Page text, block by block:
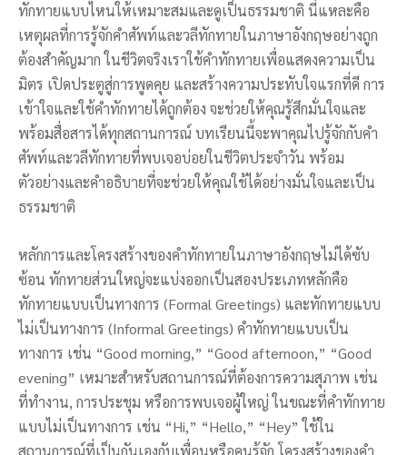
ทักทายแบบไหนให้เหมาะสมและดูเป็นธรรมชาติ นี่แหละคือ
เหตุผลที่การรู้จักคำศัพท์และวลีทักทายในภาษาอังกฤษอย่างถูก
ต้องสำคัญมาก ในชีวิตจริงเราใช้คำทักทายเพื่อแสดงความเป็น
มิตร เปิดประตูสู่การพูดคุย และสร้างความประทับใจแรกที่ดี การ
เข้าใจและใช้คำทักทายได้ถูกต้อง จะช่วยให้คุณรู้สึกมั่นใจและ
พร้อมสื่อสารได้ทุกสถานการณ์ บทเรียนนี้จะพาคุณไปรู้จักกับคำ
ศัพท์และวลีทักทายที่พบเจอบ่อยในชีวิตประจำวัน พร้อม
ตัวอย่างและคำอธิบายที่จะช่วยให้คุณใช้ได้อย่างมั่นใจและเป็น
ธรรมชาติ
หลักการและโครงสร้างของคำทักทายในภาษาอังกฤษไม่ได้ซับ
ซ้อน ทักทายส่วนใหญ่จะแบ่งออกเป็นสองประเภทหลักคือ
ทักทายแบบเป็นทางการ (Formal Greetings) และทักทายแบบ
ไม่เป็นทางการ (Informal Greetings) คำทักทายแบบเป็น
ทางการ เช่น “Good morning,” “Good afternoon,” “Good
evening” เหมาะสำหรับสถานการณ์ที่ต้องการความสุภาพ เช่น
ที่ทำงาน, การประชุม หรือการพบเจอผู้ใหญ่ ในขณะที่คำทักทาย
แบบไม่เป็นทางการ เช่น “Hi,” “Hello,” “Hey” ใช้ใน
สถานการณ์ที่เป็นกันเองกับเพื่อนหรือคนรู้จัก โครงสร้างของคำ